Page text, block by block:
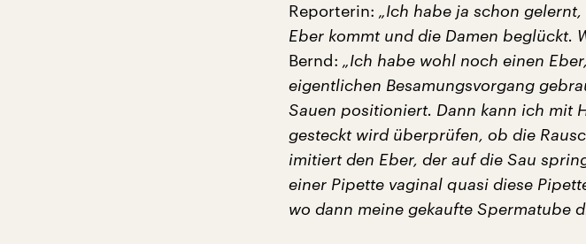
Reporterin: „Ich habe ja schon
Eber kommt und die Damen beglückt.
Bernd: „Ich habe wohl noch einen
eigentlichen Besamungsvorgang
Sauen positioniert. Dann kann ich mit
gesteckt wird überprüfen, ob die
imitiert den Eber, der auf die Sau
einer Pipette vaginal quasi diese
wo dann meine gekaufte Spermatube